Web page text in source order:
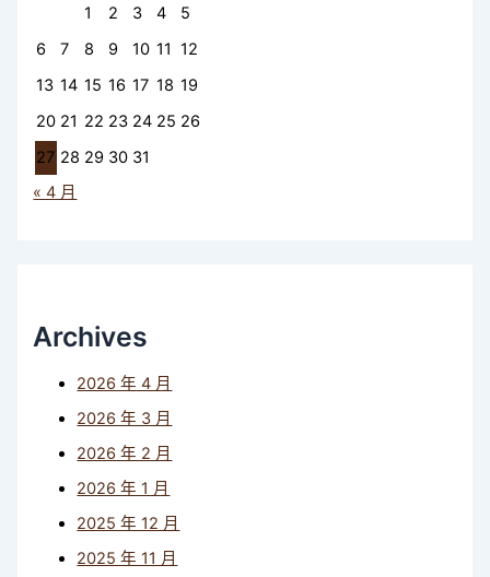
1
2 3 4
5
6
7 8 9 10 11 12
13 14 15 16 17 18 19
20 21 22 23 24 25 26
27 28 29 30 31
« 4 月
Archives
2026 年 4 月
2026 年 3 月
2026 年 2 月
2026 年 1 月
2025 年 12 月
2025 年 11 月